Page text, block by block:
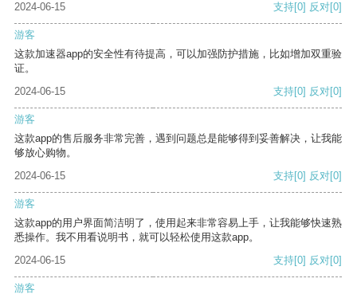
2024-06-15 支持[0] 反对[0]
游客
这款加速器app的安全性有待提高，可以加强防护措施，比如增加双重验
证。
2024-06-15
支持[0] 反对[0]
游客
这款app的售后服务非常完善，遇到问题总是能够得到妥善解决，让我能
够放心购物。
2024-06-15
支持[0] 反对[0]
游客
这款app的用户界面简洁明了，使用起来非常容易上手，让我能够快速熟
悉操作。我不用看说明书，就可以轻松使用这款app。
2024-06-15
支持[0] 反对[0]
游客